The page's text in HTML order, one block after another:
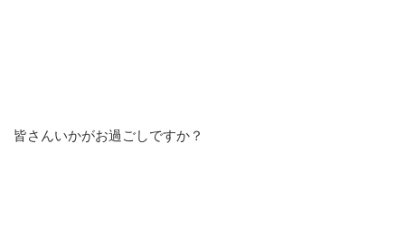
皆さんいかがお過ごしですか？